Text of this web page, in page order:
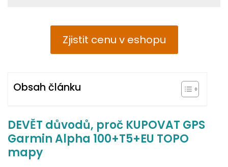
Zjistit cenu v eshopu
Obsah článku
DEVĚT důvodů, proč KUPOVAT GPS
Garmin Alpha 100+T5+EU TOPO
mapy